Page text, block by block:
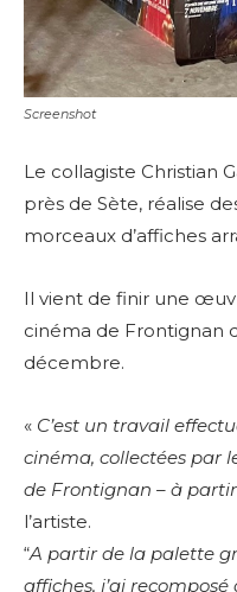
Screenshot
Le collagiste Christian
près de Sète, réalise
morceaux d’affiches
Il vient de finir une
cinéma de Frontignan
décembre.
« C’est un travail
cinéma, collectées par
de Frontignan – à
l’artiste.
“A partir de la palette
affiches, j’ai